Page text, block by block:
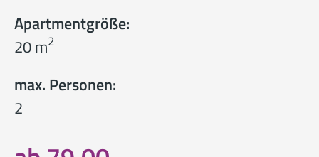
Apartmentgröße:
20 m2
max. Personen:
2